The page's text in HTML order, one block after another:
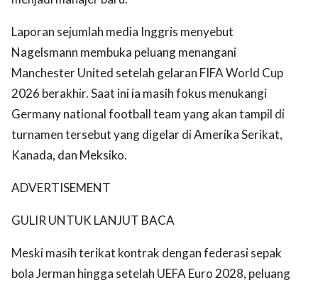
Laporan sejumlah media Inggris menyebut
Nagelsmann membuka peluang menangani
Manchester United setelah gelaran FIFA World Cup
2026 berakhir. Saat ini ia masih fokus menukangi
Germany national football team yang akan tampil di
turnamen tersebut yang digelar di Amerika Serikat,
Kanada, dan Meksiko.
ADVERTISEMENT
GULIR UNTUK LANJUT BACA
Meski masih terikat kontrak dengan federasi sepak
bola Jerman hingga setelah UEFA Euro 2028, peluang